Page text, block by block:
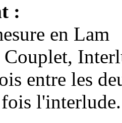
:
en Lam
Couplet,
entre les
l'interlude.